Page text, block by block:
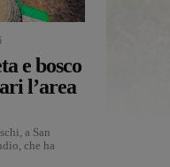
e bosco
l’area
a San
che ha